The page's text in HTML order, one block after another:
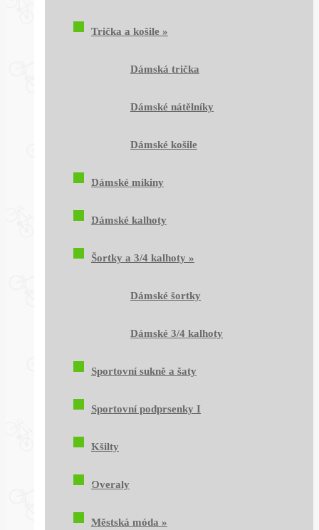
Trička a košile »
Dámská trička
Dámské nátělníky
Dámské košile
Dámské mikiny
Dámské kalhoty
Šortky a 3/4 kalhoty »
Dámské šortky
Dámské 3/4 kalhoty
Sportovní sukně a šaty
Sportovní podprsenky I
Kšilty
Overaly
Městská móda »